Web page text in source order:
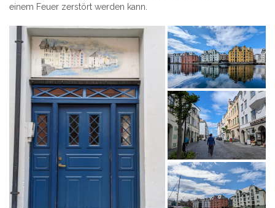
einem Feuer zerstört werden kann.